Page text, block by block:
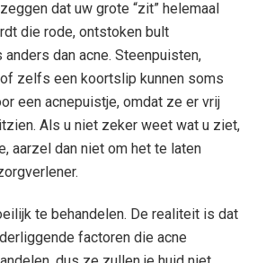
dat uw grote “zit” helemaal
die rode, ontstoken bult
dan acne. Steenpuisten,
zelfs een koortslip kunnen soms
een acnepuistje, omdat ze er vrij
Als u niet zeker weet wat u ziet,
aarzel dan niet om het te laten
te behandelen. De realiteit is dat
factoren die acne